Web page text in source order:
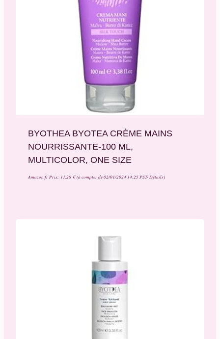
BYOTHEA BYOTEA CRÈME MAINS
NOURRISSANTE-100 ML,
MULTICOLOR, ONE SIZE
Amazon.fr Prix: 11,26 €(à compter de 02/01/2024 14:25 PST-Détails)